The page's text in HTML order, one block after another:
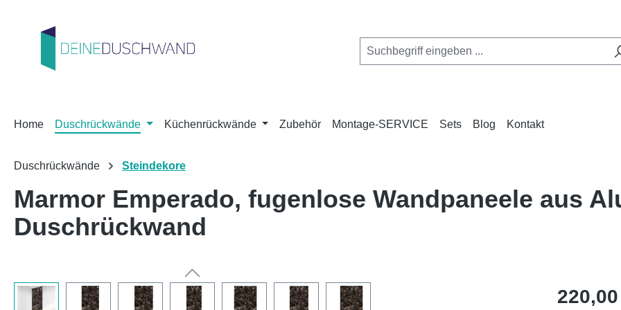
Home Duschrückwände Küchenrückwände Zubehör Montage-SERVICE Sets Blog Kontakt
Duschrückwände Steindekore
Marmor Emperado, fugenlose Wandpaneele aus
Duschrückwand
Regulärer